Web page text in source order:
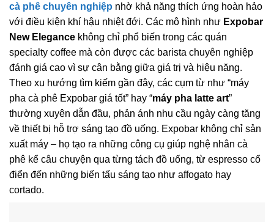
cà phê chuyên nghiệp nhờ khả năng thích ứng hoàn hảo
với điều kiện khí hậu nhiệt đới. Các mô hình như Expobar
New Elegance không chỉ phổ biến trong các quán
specialty coffee mà còn được các barista chuyên nghiệp
đánh giá cao vì sự cân bằng giữa giá trị và hiệu năng.
Theo xu hướng tìm kiếm gần đây, các cụm từ như “máy
pha cà phê Expobar giá tốt” hay “máy pha latte art”
thường xuyên dẫn đầu, phản ánh nhu cầu ngày càng tăng
về thiết bị hỗ trợ sáng tạo đồ uống. Expobar không chỉ sản
xuất máy – họ tạo ra những công cụ giúp nghệ nhân cà
phê kể câu chuyện qua từng tách đồ uống, từ espresso cổ
điển đến những biến tấu sáng tạo như affogato hay
cortado.